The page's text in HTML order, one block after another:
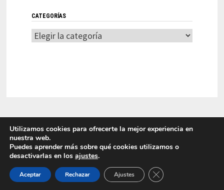
CATEGORÍAS
Categorías
LITI 2025 Laboratorio de Innovación en Tecnologías de la
Información Funciona con
WordPress Bam.
Utilizamos cookies para ofrecerte la mejor experiencia en
nuestra web.
Puedes aprender más sobre qué cookies utilizamos o
desactivarlas en los ajustes.
Aceptar Rechazar Ajustes CERRAR EL